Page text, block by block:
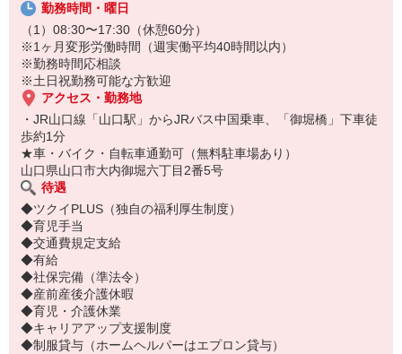
勤務時間・曜日
（1）08:30〜17:30（休憩60分）
※1ヶ月変形労働時間（週実働平均40時間以内）
※勤務時間応相談
※土日祝勤務可能な方歓迎
アクセス・勤務地
・JR山口線「山口駅」からJRバス中国乗車、「御堀橋」下車徒
歩約1分
★車・バイク・自転車通勤可（無料駐車場あり）
山口県山口市大内御堀六丁目2番5号
待遇
◆ツクイPLUS（独自の福利厚生制度）
◆育児手当
◆交通費規定支給
◆有給
◆社保完備（準法令）
◆産前産後介護休暇
◆育児・介護休業
◆キャリアアップ支援制度
◆制服貸与（ホームヘルパーはエプロン貸与）